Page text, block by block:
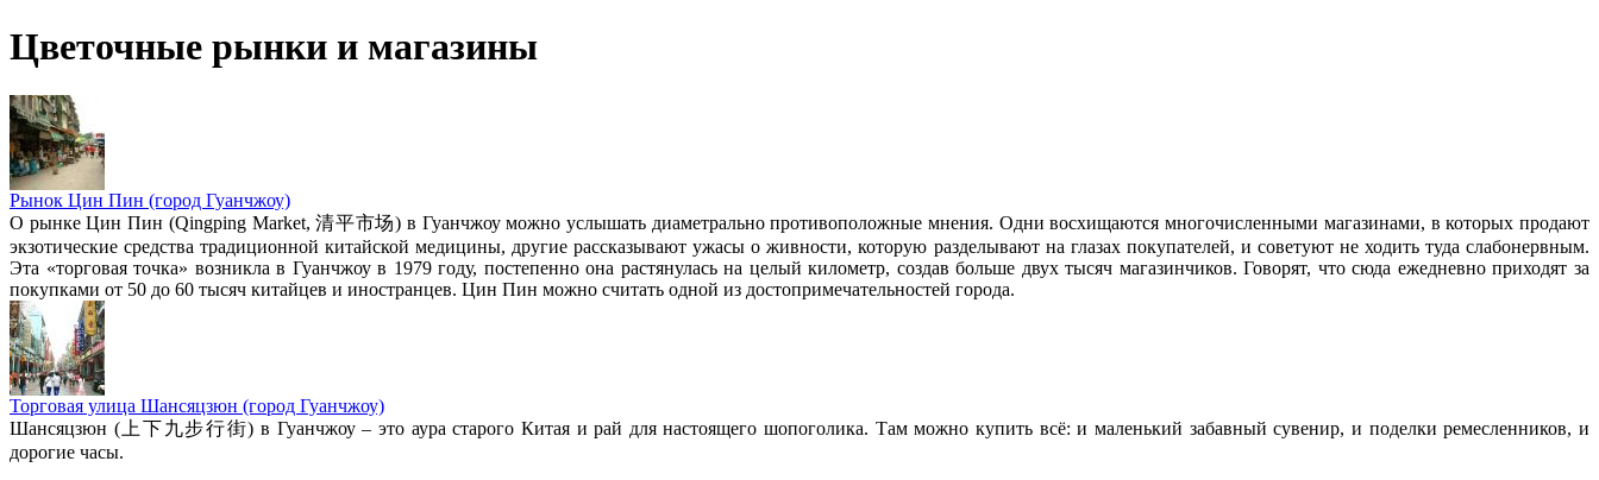
Цветочные рынки и магазины
Рынок Цин Пин (город Гуанчжоу)
О рынке Цин Пин (Qingping Market, 清平市场) в Гуанчжоу можно услышать диаметрально противоположные мнения. Одни восхищаются многочисленными магазинами, в которых продают
экзотические средства традиционной китайской медицины, другие рассказывают ужасы о живности, которую разделывают на глазах покупателей, и советуют не ходить туда слабонервным.
Эта «торговая точка» возникла в Гуанчжоу в 1979 году, постепенно она растянулась на целый километр, создав больше двух тысяч магазинчиков. Говорят, что сюда ежедневно приходят за
покупками от 50 до 60 тысяч китайцев и иностранцев. Цин Пин можно считать одной из достопримечательностей города.
Торговая улица Шансяцзюн (город Гуанчжоу)
Шансяцзюн (上下九步行街) в Гуанчжоу – это аура старого Китая и рай для настоящего шопоголика. Там можно купить всё: и маленький забавный сувенир, и поделки ремесленников, и
дорогие часы.